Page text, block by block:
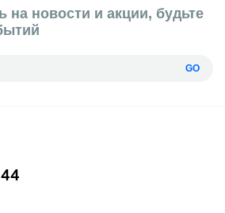
на новости и акции, будьте
GO